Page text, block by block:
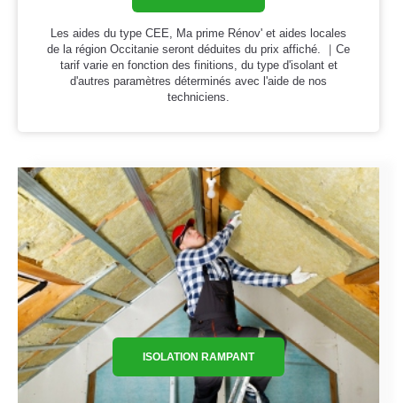
Les aides du type CEE, Ma prime Rénov' et aides locales
de la région Occitanie seront déduites du prix affiché. ｜Ce
tarif varie en fonction des finitions, du type d'isolant et
d'autres paramètres déterminés avec l'aide de nos
techniciens.
ISOLATION RAMPANT